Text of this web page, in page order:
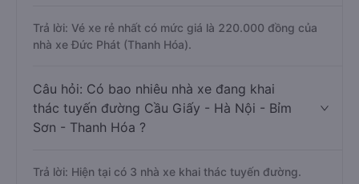
Trả lời: Vé xe rẻ nhất có mức giá là 220.000 đồng của
nhà xe Đức Phát (Thanh Hóa).
Câu hỏi: Có bao nhiêu nhà xe đang khai
thác tuyến đường Cầu Giấy - Hà Nội - Bỉm
Sơn - Thanh Hóa ?
Trả lời: Hiện tại có 3 nhà xe khai thác tuyến đường.